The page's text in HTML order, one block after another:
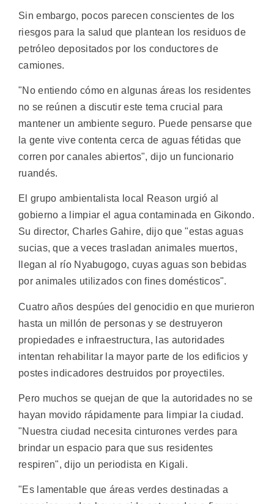
Sin embargo, pocos parecen conscientes de los
riesgos para la salud que plantean los residuos de
petróleo depositados por los conductores de
camiones.
"No entiendo cómo en algunas áreas los residentes
no se reúnen a discutir este tema crucial para
mantener un ambiente seguro. Puede pensarse que
la gente vive contenta cerca de aguas fétidas que
corren por canales abiertos", dijo un funcionario
ruandés.
El grupo ambientalista local Reason urgió al
gobierno a limpiar el agua contaminada en Gikondo.
Su director, Charles Gahire, dijo que "estas aguas
sucias, que a veces trasladan animales muertos,
llegan al río Nyabugogo, cuyas aguas son bebidas
por animales utilizados con fines domésticos".
Cuatro años despúes del genocidio en que murieron
hasta un millón de personas y se destruyeron
propiedades e infraestructura, las autoridades
intentan rehabilitar la mayor parte de los edificios y
postes indicadores destruidos por proyectiles.
Pero muchos se quejan de que la autoridades no se
hayan movido rápidamente para limpiar la ciudad.
"Nuestra ciudad necesita cinturones verdes para
brindar un espacio para que sus residentes
respiren", dijo un periodista en Kigali.
"Es lamentable que áreas verdes destinadas a